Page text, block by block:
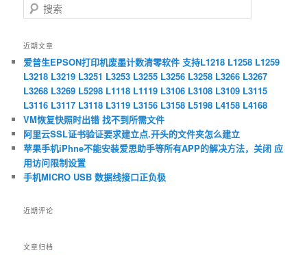
搜
索
近期文章
爱普生EPSON打印机废墨计数清零软件 支持L1218 L1258 L1259
L3218 L3219 L3251 L3253 L3255 L3256 L3258 L3266 L3267
L3268 L3269 L5298 L1118 L1119 L3106 L3108 L3109 L3115
L3116 L3117 L3118 L3119 L3156 L3158 L5198 L4158 L4168
VM恢复快照时出错 找不到所需文件
阿里云SSL证书验证要求建立点.开头的文件夹怎么建立
苹果手机iPhne不能安装爱思助手等所有APP的解决方法，关闭 应
用访问限制设置
手机MICRO USB 数据线接口正负极
近期评论
文章归档